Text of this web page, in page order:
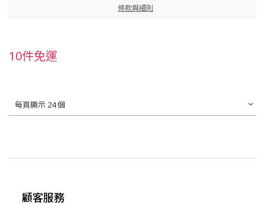
條款與細則
10件免運
每頁顯示 24 個
顧客服務